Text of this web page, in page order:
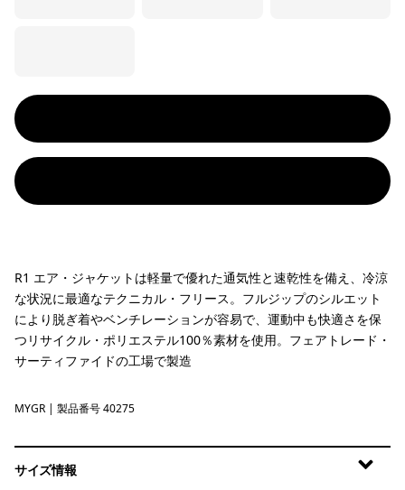
R1 エア・ジャケットは軽量で優れた通気性と速乾性を備え、冷涼
な状況に最適なテクニカル・フリース。フルジップのシルエット
により脱ぎ着やベンチレーションが容易で、運動中も快適さを保
つリサイクル・ポリエステル100％素材を使用。フェアトレード・
サーティファイドの工場で製造
May Grey
MYGR | 製品番号 40275
サイズ情報